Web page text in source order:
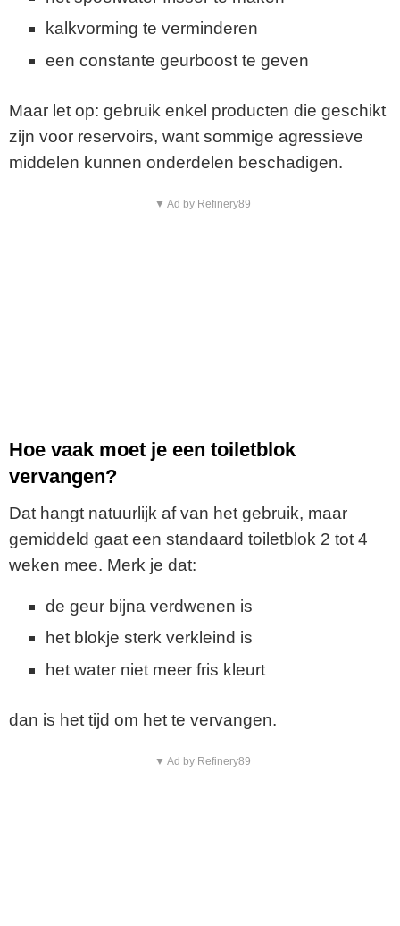
kalkvorming te verminderen
een constante geurboost te geven
Maar let op: gebruik enkel producten die geschikt
zijn voor reservoirs, want sommige agressieve
middelen kunnen onderdelen beschadigen.
▼ Ad by Refinery89
Hoe vaak moet je een toiletblok
vervangen?
Dat hangt natuurlijk af van het gebruik, maar
gemiddeld gaat een standaard toiletblok 2 tot 4
weken mee. Merk je dat:
de geur bijna verdwenen is
het blokje sterk verkleind is
het water niet meer fris kleurt
dan is het tijd om het te vervangen.
▼ Ad by Refinery89